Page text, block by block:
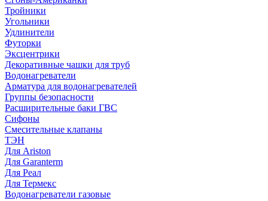
Тройники
Угольники
Удлинители
Футорки
Эксцентрики
Декоративные чашки для труб
Водонагреватели
Арматура для водонагревателей
Группы безопасности
Расширительные баки ГВС
Сифоны
Смесительные клапаны
ТЭН
Для Ariston
Для Garanterm
Для Реал
Для Термекс
Водонагреватели газовые